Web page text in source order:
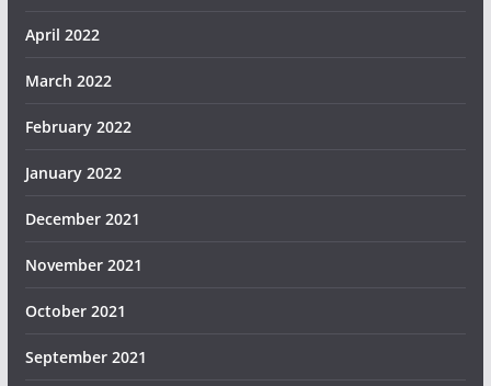
April 2022
March 2022
February 2022
January 2022
December 2021
November 2021
October 2021
September 2021